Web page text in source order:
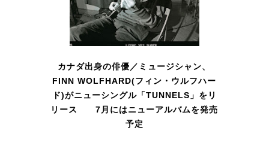
カナダ出身の俳優／ミュージシャン、
FINN WOLFHARD(フィン・ウルフハー
ド)がニューシングル「TUNNELS」をリ
リース 7月にはニューアルバムを発売
予定